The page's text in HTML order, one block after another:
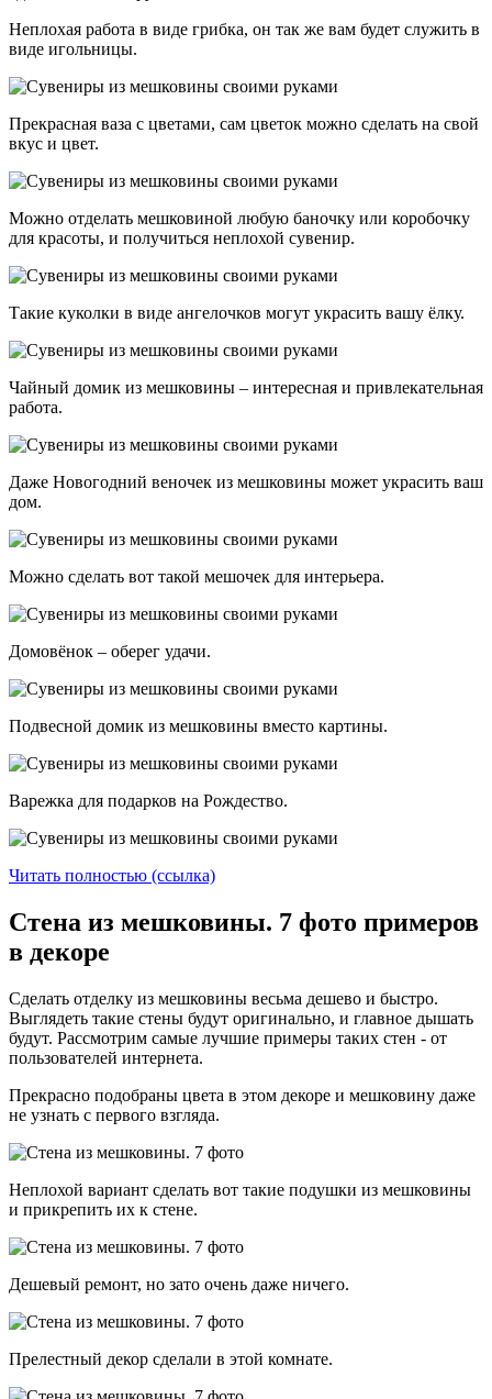
Неплохая работа в виде грибка, он так же вам будет служить в
виде игольницы.
Прекрасная ваза с цветами, сам цветок можно сделать на свой
вкус и цвет.
Можно отделать мешковиной любую баночку или коробочку
для красоты, и получиться неплохой сувенир.
Такие куколки в виде ангелочков могут украсить вашу ёлку.
Чайный домик из мешковины – интересная и привлекательная
работа.
Даже Новогодний веночек из мешковины может украсить ваш
дом.
Можно сделать вот такой мешочек для интерьера.
Домовёнок – оберег удачи.
Подвесной домик из мешковины вместо картины.
Варежка для подарков на Рождество.
Читать полностью (ссылка)
Стена из мешковины. 7 фото примеров
в декоре
Сделать отделку из мешковины весьма дешево и быстро.
Выглядеть такие стены будут оригинально, и главное дышать
будут. Рассмотрим самые лучшие примеры таких стен - от
пользователей интернета.
Прекрасно подобраны цвета в этом декоре и мешковину даже
не узнать с первого взгляда.
Неплохой вариант сделать вот такие подушки из мешковины
и прикрепить их к стене.
Дешевый ремонт, но зато очень даже ничего.
Прелестный декор сделали в этой комнате.